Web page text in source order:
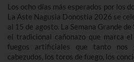
Los ocho días más esperados por los
La Aste Nagusia Donostia 2026 se
al 15 de agosto. La Semana Grande
el tradicional cañonazo que marca
fuegos artificiales que tanto nos
cabezudos, los toros de fuego, los